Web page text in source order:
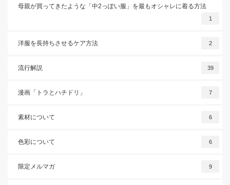
母親が買ってきたような「中2っぽい服」を最もオシャレに着る方法
1
洋服を長持ちさせるケア方法 2
流行解説 39
漫画「トラとハチドリ」 7
素材について 6
色彩について 6
限定メルマガ 9